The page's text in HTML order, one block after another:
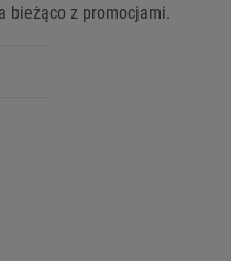
bieżąco z promocjami.